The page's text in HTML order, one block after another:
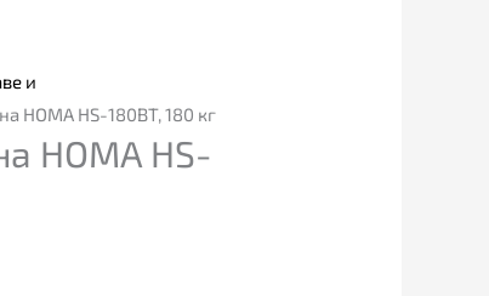
и
HOMA HS-180BT, 180 кг
HOMA HS-